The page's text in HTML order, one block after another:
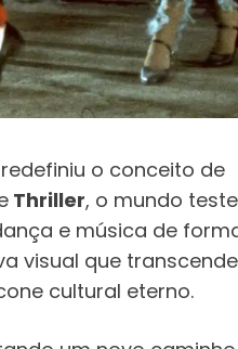
redefiniu o conceito de
Thriller, o mundo
e música de
visual que
cultural eterno.